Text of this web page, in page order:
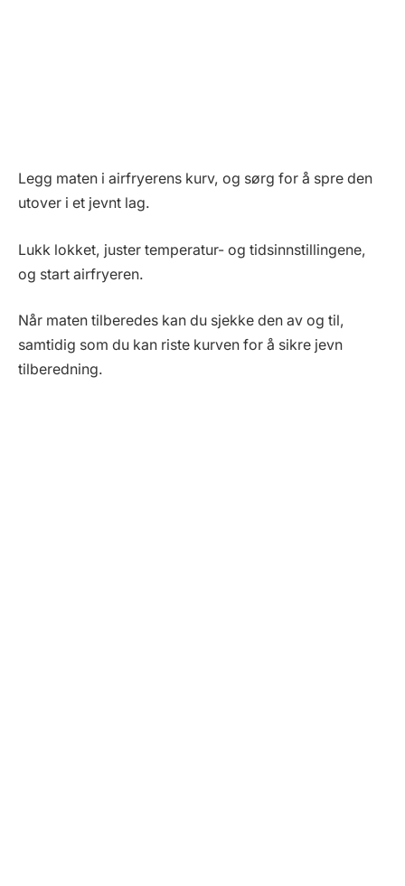
Legg maten i airfryerens kurv, og sørg for å spre den
utover i et jevnt lag.
Lukk lokket, juster temperatur- og tidsinnstillingene,
og start airfryeren.
Når maten tilberedes kan du sjekke den av og til,
samtidig som du kan riste kurven for å sikre jevn
tilberedning.